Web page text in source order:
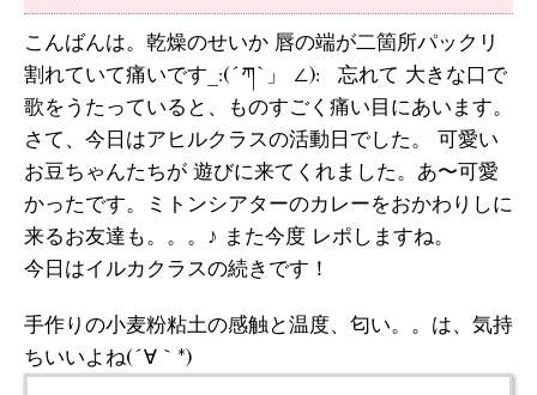
こんばんは。乾燥のせいか 唇の端が二箇所パックリ
割れていて痛いです_:(´ཀ`」 ∠): 忘れて 大きな口で
歌をうたっていると、ものすごく痛い目にあいます。
さて、今日はアヒルクラスの活動日でした。 可愛い
お豆ちゃんたちが 遊びに来てくれました。あ〜可愛
かったです。ミトンシアターのカレーをおかわりしに
来るお友達も。。。♪ また今度 レポしますね。
今日はイルカクラスの続きです！
手作りの小麦粉粘土の感触と温度、匂い。。は、気持
ちいいよね(´∀｀*)